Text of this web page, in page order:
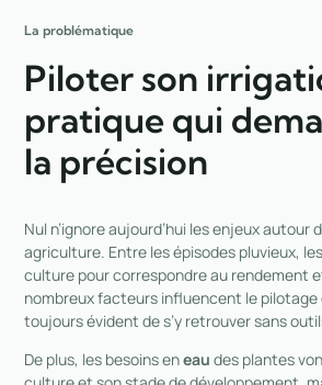
La problématique
Piloter son
pratique qui
la précision
Nul n’ignore aujourd’hui les enjeux autour
agriculture. Entre les épisodes pluvieux,
culture pour correspondre au rendement
nombreux facteurs influencent le pilotage
toujours évident de s’y retrouver sans
De plus, les besoins eneau des plantes